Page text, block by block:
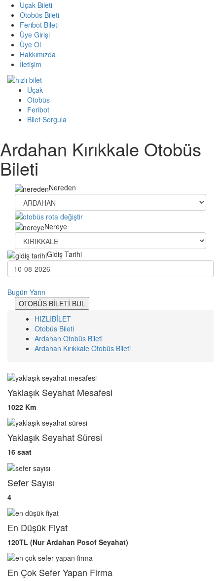
Uçak Bileti
Otobüs Bileti
Feribot Bileti
Üye Girişi
Üye Ol
Hakkımızda
İletişim
Uçak
Otobüs
Feribot
Bilet Sorgula
Ardahan Kırıkkale Otobüs
Bileti
Nereden
Nereye
Gidiş Tarihi
Bugün Yarın
OTOBÜS BİLETİ BUL
HIZLIBİLET
Otobüs Bileti
Ardahan Otobüs Bileti
Ardahan Kırıkkale Otobüs Bileti
Yaklaşık Seyahat Mesafesi
1022 Km
Yaklaşık Seyahat Süresi
16 saat
Sefer Sayısı
4
En Düşük Fiyat
120TL (Nur Ardahan Posof Seyahat)
En Çok Sefer Yapan Firma